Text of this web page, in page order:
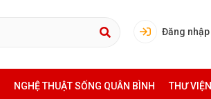
Đăng nhập
NGHỆ THUẬT SỐNG QUÂN BÌNH THƯ VIỆN